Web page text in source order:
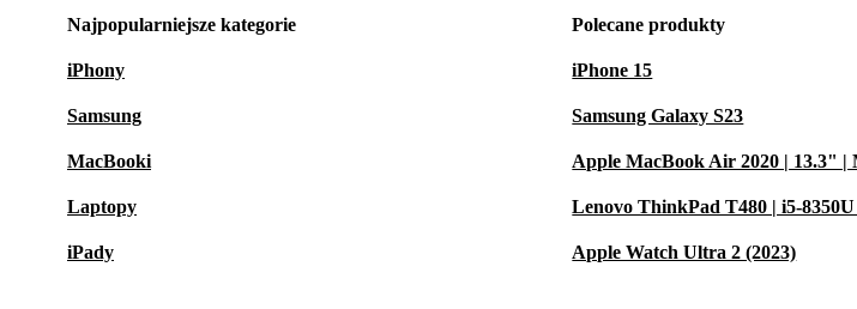
Najpopularniejsze kategorie
iPhony
Samsung
MacBooki
Laptopy
iPady
Polecane produkty
iPhone 15
Samsung Galaxy S23
Apple MacBook Air 2020 | 13.3" |
Lenovo ThinkPad T480 | i5-
Apple Watch Ultra 2 (2023)